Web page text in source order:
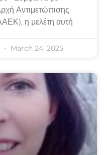
Αντιμετώπισης
η μελέτη αυτή
March 24, 2025